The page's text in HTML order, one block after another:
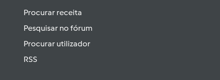
Procurar receita
Pesquisar no fórum
Procurar utilizador
RSS